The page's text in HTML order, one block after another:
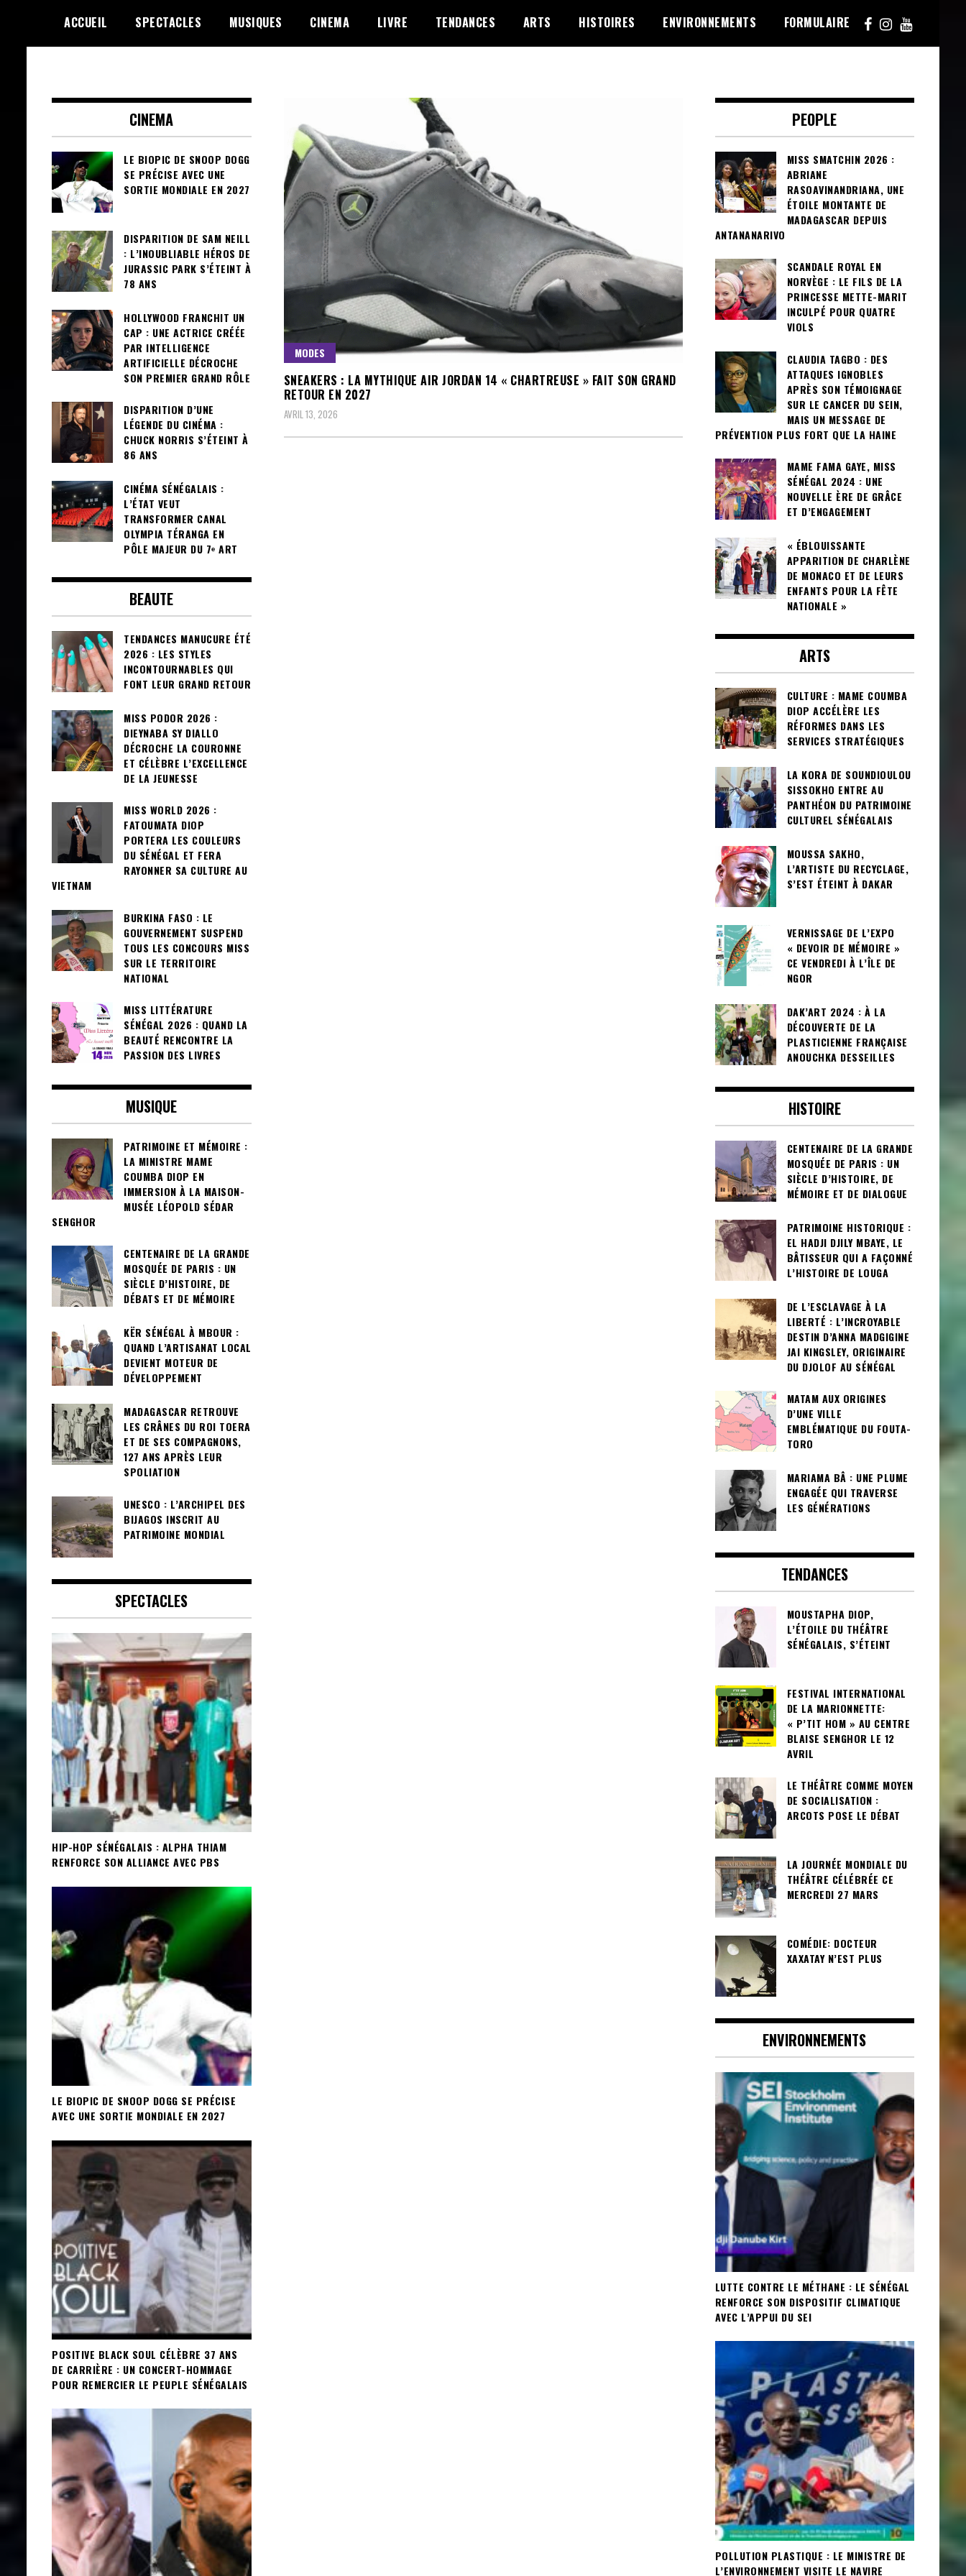
content
ACCUEIL SPECTACLES MUSIQUES CINEMA LIVRE TENDANCES ARTS HISTOIRES ENVIRONNEMENTS FORMULAIRE
sunuculture
MODES
SNEAKERS : LA MYTHIQUE AIR JORDAN 14 « CHARTREUSE » FAIT SON GRAND
RETOUR EN 2027
AVRIL 13, 2026
CINEMA
LE BIOPIC DE SNOOP DOGG
SE PRÉCISE AVEC UNE
SORTIE MONDIALE EN 2027
DISPARITION DE SAM NEILL
: L’INOUBLIABLE HÉROS DE
JURASSIC PARK S’ÉTEINT À
78 ANS
HOLLYWOOD FRANCHIT UN
CAP : UNE ACTRICE CRÉÉE
PAR INTELLIGENCE
ARTIFICIELLE DÉCROCHE
SON PREMIER GRAND RÔLE
DISPARITION D’UNE
LÉGENDE DU CINÉMA :
CHUCK NORRIS S’ÉTEINT À
86 ANS
CINÉMA SÉNÉGALAIS :
L’ÉTAT VEUT
TRANSFORMER CANAL
OLYMPIA TÉRANGA EN
PÔLE MAJEUR DU 7ᵉ ART
BEAUTE
TENDANCES MANUCURE ÉTÉ
2026 : LES STYLES
INCONTOURNABLES QUI
FONT LEUR GRAND RETOUR
MISS PODOR 2026 :
DIEYNABA SY DIALLO
DÉCROCHE LA COURONNE
ET CÉLÈBRE L’EXCELLENCE
DE LA JEUNESSE
MISS WORLD 2026 :
FATOUMATA DIOP
PORTERA LES COULEURS
DU SÉNÉGAL ET FERA
RAYONNER SA CULTURE AU
VIETNAM
BURKINA FASO : LE
GOUVERNEMENT SUSPEND
TOUS LES CONCOURS MISS
SUR LE TERRITOIRE
NATIONAL
MISS LITTÉRATURE
SÉNÉGAL 2026 : QUAND LA
BEAUTÉ RENCONTRE LA
PASSION DES LIVRES
MUSIQUE
PATRIMOINE ET MÉMOIRE :
LA MINISTRE MAME
COUMBA DIOP EN
IMMERSION À LA MAISON-
MUSÉE LÉOPOLD SÉDAR
SENGHOR
CENTENAIRE DE LA GRANDE
MOSQUÉE DE PARIS : UN
SIÈCLE D’HISTOIRE, DE
DÉBATS ET DE MÉMOIRE
KËR SÉNÉGAL À MBOUR :
QUAND L’ARTISANAT LOCAL
DEVIENT MOTEUR DE
DÉVELOPPEMENT
MADAGASCAR RETROUVE
LES CRÂNES DU ROI TOERA
ET DE SES COMPAGNONS,
127 ANS APRÈS LEUR
SPOLIATION
UNESCO : L’ARCHIPEL DES
BIJAGOS INSCRIT AU
PATRIMOINE MONDIAL
SPECTACLES
HIP-HOP SÉNÉGALAIS : ALPHA THIAM
RENFORCE SON ALLIANCE AVEC PBS
LE BIOPIC DE SNOOP DOGG SE PRÉCISE
AVEC UNE SORTIE MONDIALE EN 2027
POSITIVE BLACK SOUL CÉLÈBRE 37 ANS
DE CARRIÈRE : UN CONCERT-HOMMAGE
POUR REMERCIER LE PEUPLE SÉNÉGALAIS
PEOPLE
MISS SMATCHIN 2026 :
ABRIANE
RASOAVINANDRIANA, UNE
ÉTOILE MONTANTE DE
MADAGASCAR DEPUIS
ANTANANARIVO
SCANDALE ROYAL EN
NORVÈGE : LE FILS DE LA
PRINCESSE METTE-MARIT
INCULPÉ POUR QUATRE
VIOLS
CLAUDIA TAGBO : DES
ATTAQUES IGNOBLES
APRÈS SON TÉMOIGNAGE
SUR LE CANCER DU SEIN,
MAIS UN MESSAGE DE
PRÉVENTION PLUS FORT QUE LA HAINE
MAME FAMA GAYE, MISS
SÉNÉGAL 2024 : UNE
NOUVELLE ÈRE DE GRÂCE
ET D’ENGAGEMENT
« ÉBLOUISSANTE
APPARITION DE CHARLÈNE
DE MONACO ET DE LEURS
ENFANTS POUR LA FÊTE
NATIONALE »
ARTS
CULTURE : MAME COUMBA
DIOP ACCÉLÈRE LES
RÉFORMES DANS LES
SERVICES STRATÉGIQUES
LA KORA DE SOUNDIOULOU
SISSOKHO ENTRE AU
PANTHÉON DU PATRIMOINE
CULTUREL SÉNÉGALAIS
MOUSSA SAKHO,
L’ARTISTE DU RECYCLAGE,
S’EST ÉTEINT À DAKAR
VERNISSAGE DE L’EXPO
« DEVOIR DE MÉMOIRE »
CE VENDREDI À L’ÎLE DE
NGOR
DAK’ART 2024 : À LA
DÉCOUVERTE DE LA
PLASTICIENNE FRANÇAISE
ANOUCHKA DESSEILLES
HISTOIRE
CENTENAIRE DE LA GRANDE
MOSQUÉE DE PARIS : UN
SIÈCLE D’HISTOIRE, DE
MÉMOIRE ET DE DIALOGUE
PATRIMOINE HISTORIQUE :
EL HADJI DJILY MBAYE, LE
BÂTISSEUR QUI A FAÇONNÉ
L’HISTOIRE DE LOUGA
DE L’ESCLAVAGE À LA
LIBERTÉ : L’INCROYABLE
DESTIN D’ANNA MADGIGINE
JAI KINGSLEY, ORIGINAIRE
DU DJOLOF AU SÉNÉGAL
MATAM AUX ORIGINES
D’UNE VILLE
EMBLÉMATIQUE DU FOUTA-
TORO
MARIAMA BÂ : UNE PLUME
ENGAGÉE QUI TRAVERSE
LES GÉNÉRATIONS
TENDANCES
MOUSTAPHA DIOP,
L’ÉTOILE DU THÉÂTRE
SÉNÉGALAIS, S’ÉTEINT
FESTIVAL INTERNATIONAL
DE LA MARIONNETTE:
« P’TIT HOM » AU CENTRE
BLAISE SENGHOR LE 12
AVRIL
LE THÉÂTRE COMME MOYEN
DE SOCIALISATION :
ARCOTS POSE LE DÉBAT
LA JOURNÉE MONDIALE DU
THÉÂTRE CÉLÉBRÉE CE
MERCREDI 27 MARS
COMÉDIE: DOCTEUR
XAXATAY N’EST PLUS
ENVIRONNEMENTS
LUTTE CONTRE LE MÉTHANE : LE SÉNÉGAL
RENFORCE SON DISPOSITIF CLIMATIQUE
AVEC L’APPUI DU SEI
POLLUTION PLASTIQUE : LE MINISTRE DE
L’ENVIRONNEMENT VISITE LE NAVIRE